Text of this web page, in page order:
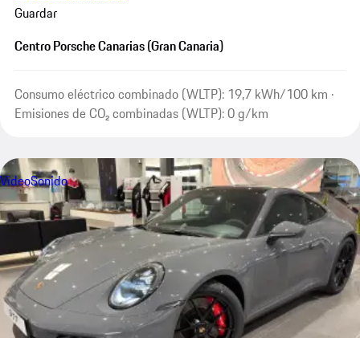
Guardar
Centro Porsche Canarias (Gran Canaria)
Consumo eléctrico combinado (WLTP): 19,7 kWh/100 km ·
Emisiones de CO₂ combinadas (WLTP): 0 g/km
VídeoSonido